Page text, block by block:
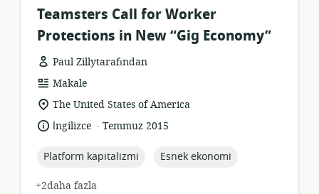
Teamsters Call for Worker
Protections in New “Gig Economy”
Paul Zillytarafından
Kaynak
formatı:
Makale
Uygunluk
konumu:
The United States of America
Dil: İngilizce .
YayınTemmuz 2015
topic:
Platform kapitalizmi topic:
Esnek ekonomi
+2daha fazla